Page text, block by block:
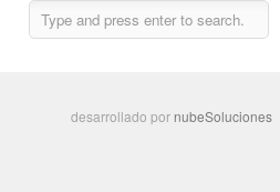
desarrollado por nubeSoluciones